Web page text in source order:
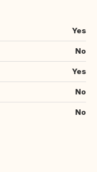
Yes
No
Yes
No
No